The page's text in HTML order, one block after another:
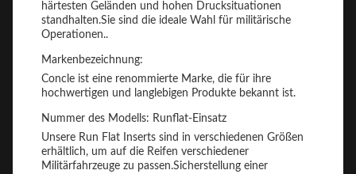
härtesten Geländen und hohen Drucksituationen
standhalten.Sie sind die ideale Wahl für militärische
Operationen..
Markenbezeichnung:
Concle ist eine renommierte Marke, die für ihre
hochwertigen und langlebigen Produkte bekannt ist.
Nummer des Modells: Runflat-Einsatz
Unsere Run Flat Inserts sind in verschiedenen Größen
erhältlich, um auf die Reifen verschiedener
Militärfahrzeuge zu passen.Sicherstellung einer